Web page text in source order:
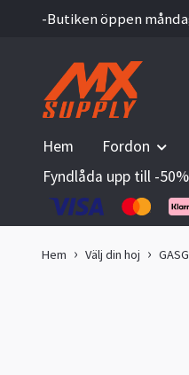
-Butiken öppen
Hem Fordon
Fyndlåda upp till -50%
Hem Välj din hoj